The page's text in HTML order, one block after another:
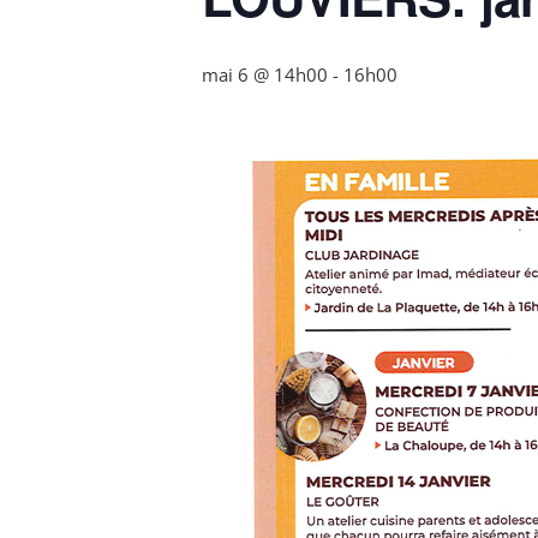
mai 6 @ 14h00 - 16h00